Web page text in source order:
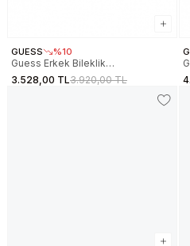
GUESS %10
Guess Erkek Bileklik
JGUJUMB05109JWYGS
3.528,00 TL3.920,00 TL